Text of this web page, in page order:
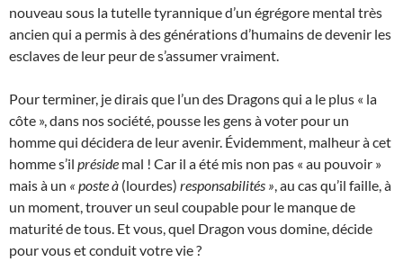
nouveau sous la tutelle tyrannique d’un égrégore mental très
ancien qui a permis à des générations d’humains de devenir les
esclaves de leur peur de s’assumer vraiment.
Pour terminer, je dirais que l’un des Dragons qui a le plus « la
côte », dans nos société, pousse les gens à voter pour un
homme qui décidera de leur avenir. Évidemment, malheur à cet
homme s’il préside mal ! Car il a été mis non pas « au pouvoir »
mais à un « poste à (lourdes) responsabilités » , au cas qu’il faille, à
un moment, trouver un seul coupable pour le manque de
maturité de tous. Et vous, quel Dragon vous domine, décide
pour vous et conduit votre vie ?